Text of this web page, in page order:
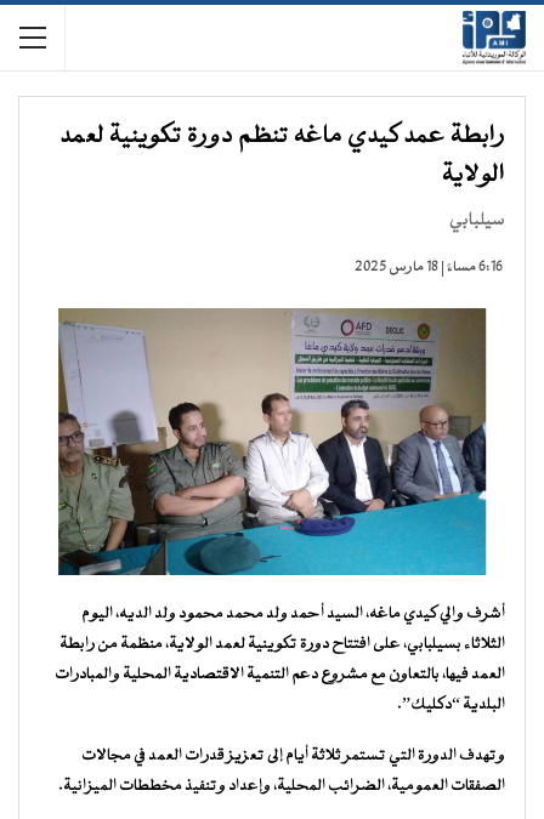
رابطة عمد كيدي ماغه تنظم دورة تكوينية لعمد
الولاية
سيلبابي
6:16 مساءً | 18 مارس 2025
أشرف والي كيدي ماغه، السيد أحمد ولد محمد محمود ولد الديه، اليوم
الثلاثاء بسيلبابي، على افتتاح دورة تكوينية لعمد الولاية، منظمة من رابطة
العمد فيها، بالتعاون مع مشروع دعم التنمية الاقتصادية المحلية والمبادرات
البلدية “دكليك”.
وتهدف الدورة التي تستمر ثلاثة أيام إلى تعزيز قدرات العمد في مجالات
الصفقات العمومية، الضرائب المحلية، وإعداد وتنفيذ مخططات الميزانية.